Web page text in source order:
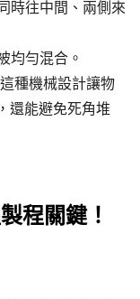
時往中間、兩側來
均勻混合。
種機械設計讓物
還能避免死角堆
程關鍵！